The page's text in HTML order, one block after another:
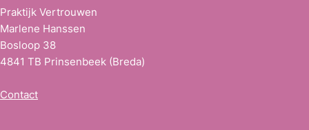
Praktijk Vertrouwen
Marlene Hanssen
Bosloop 38
4841 TB Prinsenbeek (Breda)
Contact